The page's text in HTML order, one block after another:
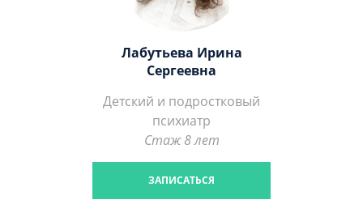
Лабутьева Ирина
Сергеевна
Детский и подростковый
психиатр
Стаж 8 лет
ЗАПИСАТЬСЯ